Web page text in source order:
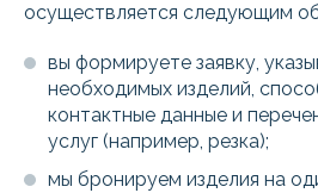
осуществляется следующим
вы формируете заявку,
необходимых изделий,
контактные данные и
услуг (например, резка);
мы бронируем изделия на